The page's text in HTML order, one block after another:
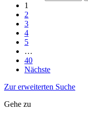
1
2
3
4
5
…
40
Nächste
Zur erweiterten Suche
Gehe zu